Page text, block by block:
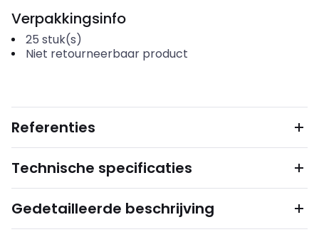
Verpakkingsinfo
25 stuk(s)
Niet retourneerbaar product
Referenties
Technische specificaties
Gedetailleerde beschrijving